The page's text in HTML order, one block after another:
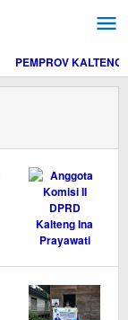
PEMPROV KALTENG